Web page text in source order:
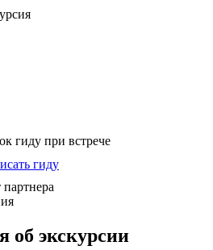
гиду при встрече
гиду
об экскурсии